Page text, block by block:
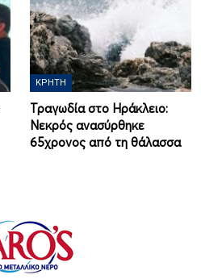
ΚΡΉΤΗ
Τραγωδία στο Ηράκλειο:
Νεκρός ανασύρθηκε
65χρονος από τη θάλασσα